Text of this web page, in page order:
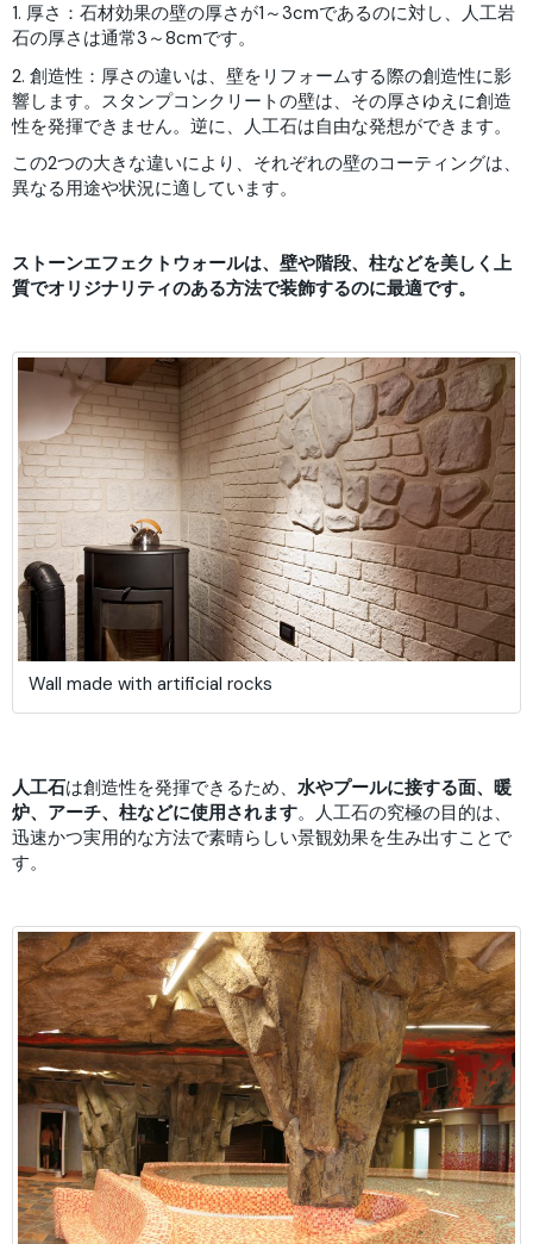
1. 厚さ：石材効果の壁の厚さが1～3cmであるのに対し、人工岩
石の厚さは通常3～8cmです。
2. 創造性：厚さの違いは、壁をリフォームする際の創造性に影
響します。スタンプコンクリートの壁は、その厚さゆえに創造
性を発揮できません。逆に、人工石は自由な発想ができます。
この2つの大きな違いにより、それぞれの壁のコーティングは、
異なる用途や状況に適しています。
ストーンエフェクトウォールは、壁や階段、柱などを美しく上
質でオリジナリティのある方法で装飾するのに最適です。
Wall made with artificial rocks
人工石は創造性を発揮できるため、 水やプールに接する面、暖
炉、アーチ、柱などに使用されます。人工石の究極の目的は、
迅速かつ実用的な方法で素晴らしい景観効果を生み出すことで
す。